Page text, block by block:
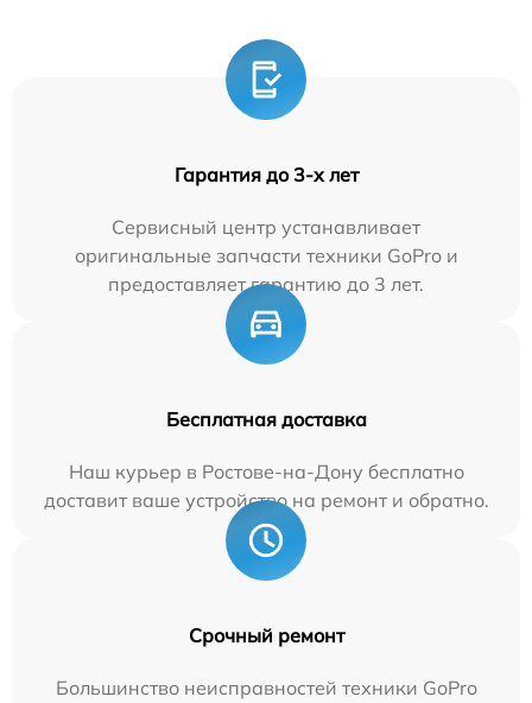
Гарантия до 3-х лет
Сервисный центр устанавливает
оригинальные запчасти техники GoPro и
предоставляет гарантию до 3 лет.
Бесплатная доставка
Наш курьер в Ростове-на-Дону бесплатно
доставит ваше устройство на ремонт и обратно.
Срочный ремонт
Большинство неисправностей техники GoPro